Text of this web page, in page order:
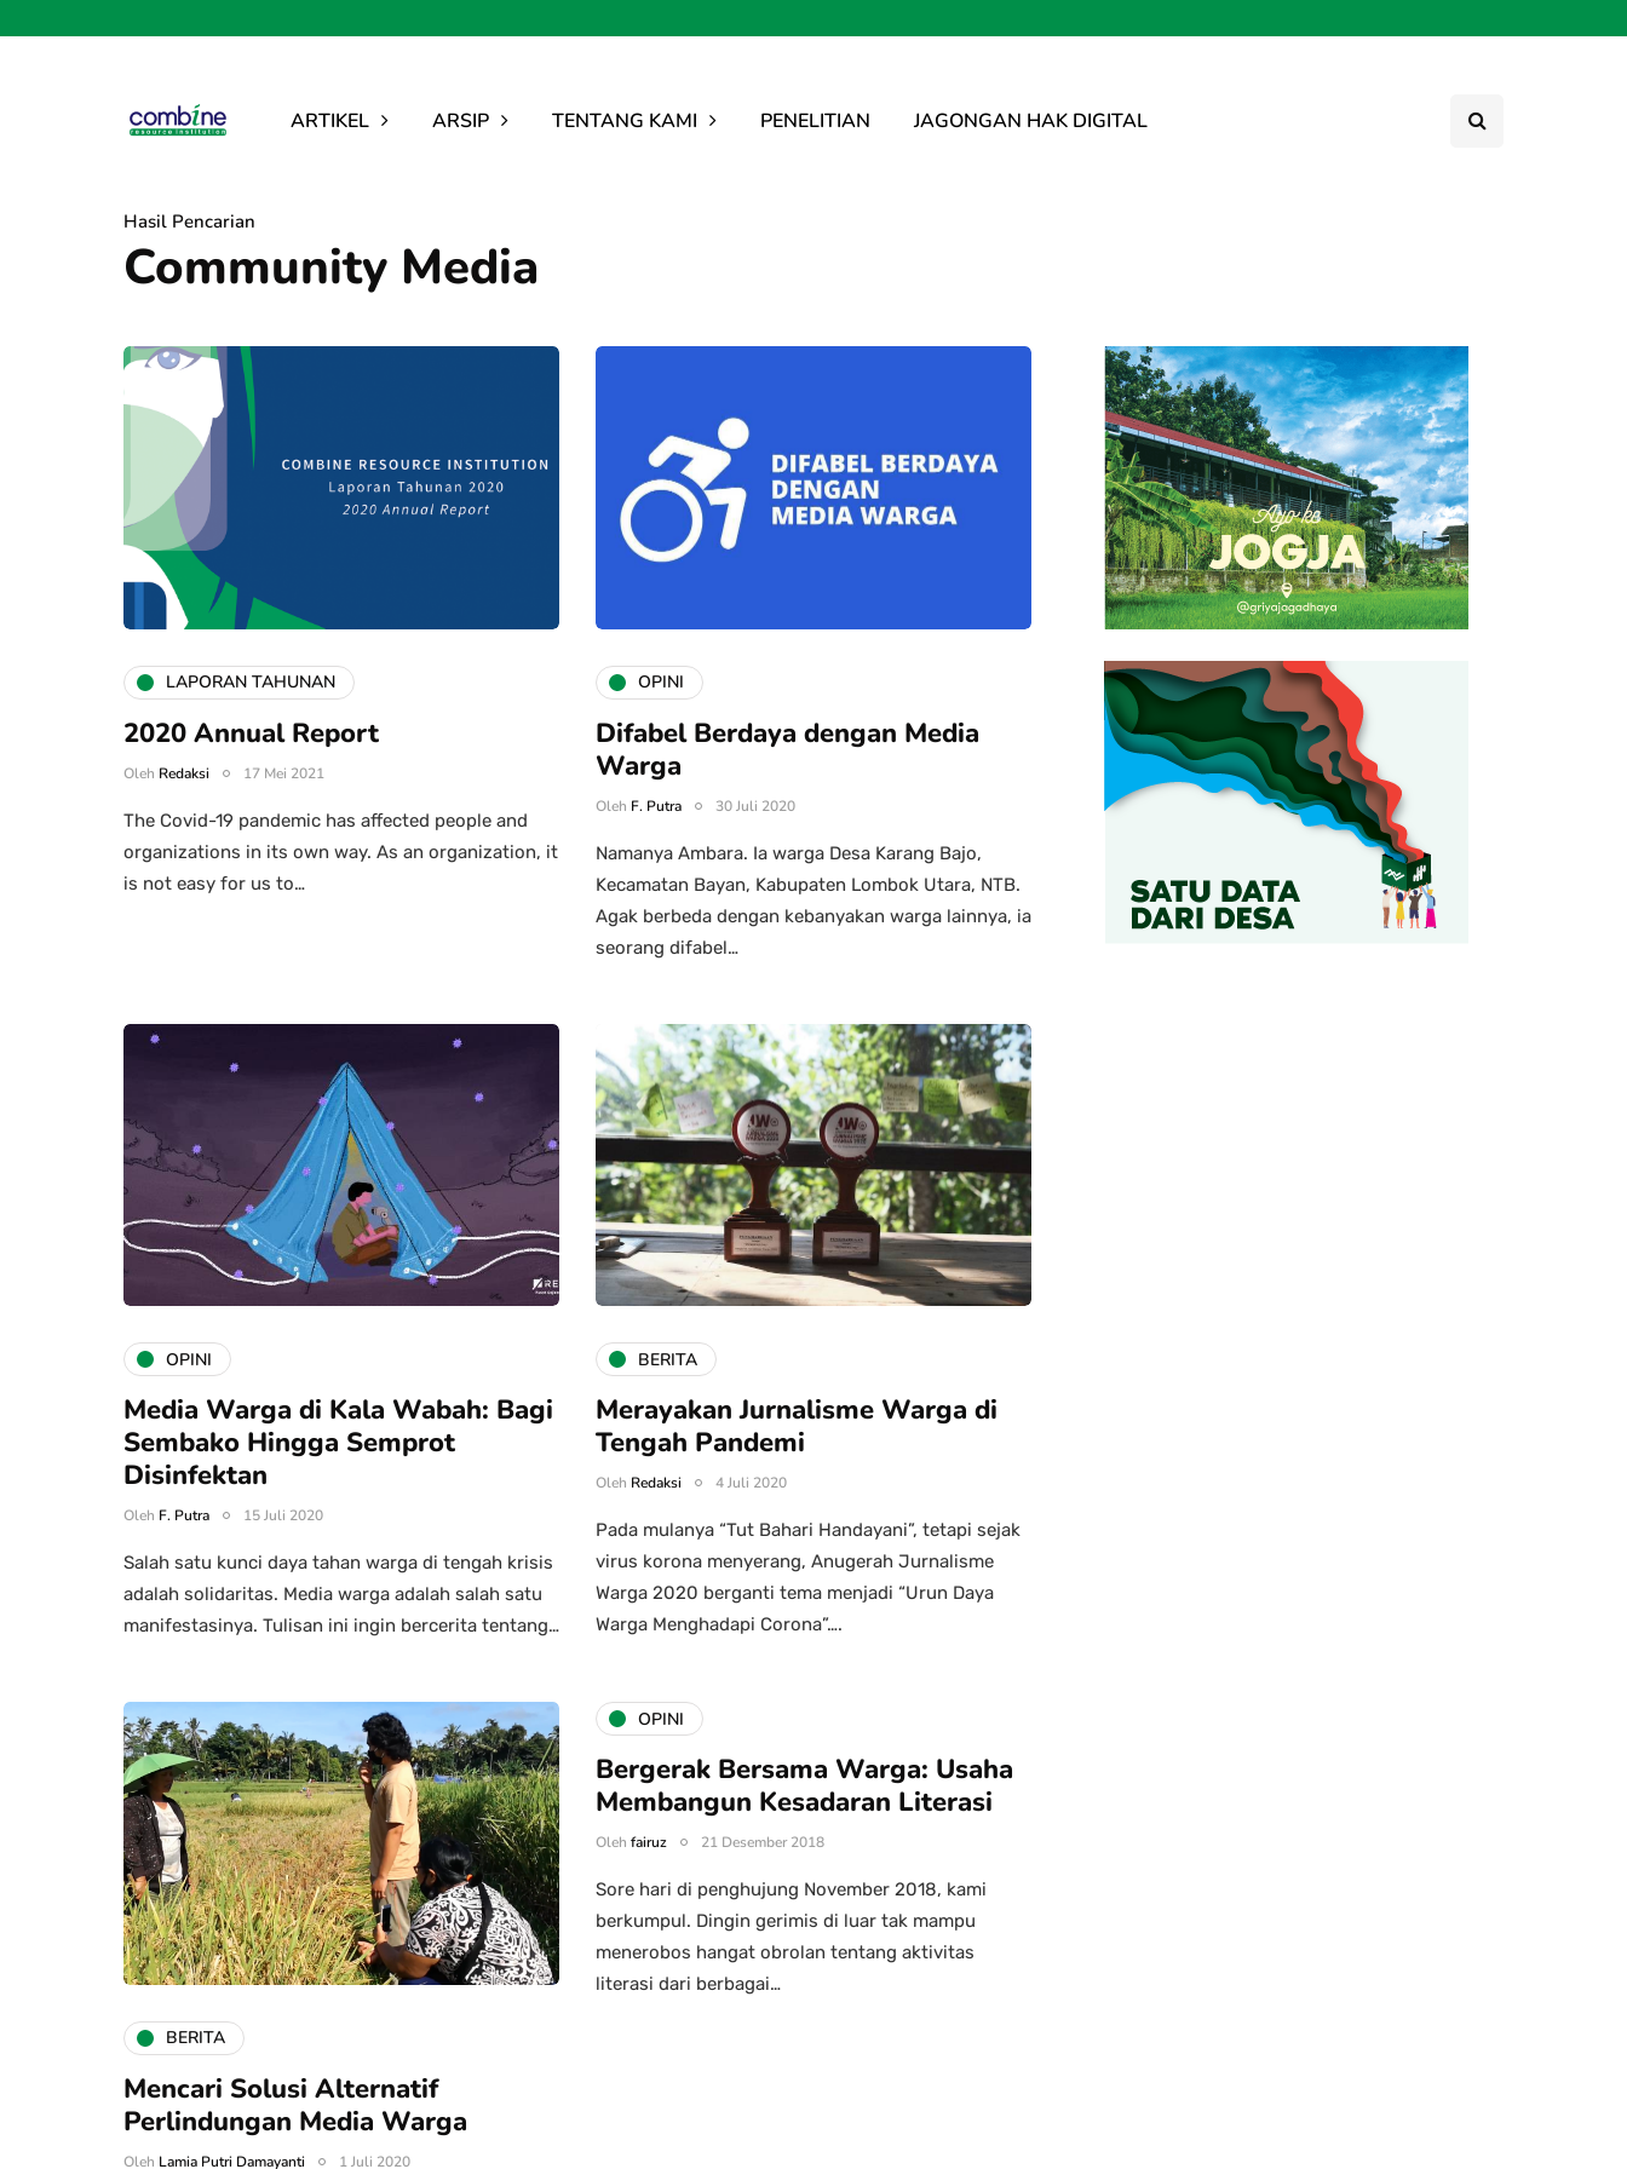
ARTIKEL ARSIP TENTANG KAMI PENELITIAN JAGONGAN HAK DIGITAL
Hasil Pencarian
Community Media
LAPORAN TAHUNAN
2020 Annual Report
Oleh Redaksi 17 Mei 2021
The Covid-19 pandemic has affected people and
organizations in its own way. As an organization, it
is not easy for us to…
OPINI
Difabel Berdaya dengan Media
Warga
Oleh F. Putra 30 Juli 2020
Namanya Ambara. Ia warga Desa Karang Bajo,
Kecamatan Bayan, Kabupaten Lombok Utara, NTB.
Agak berbeda dengan kebanyakan warga lainnya, ia
seorang difabel…
OPINI
Media Warga di Kala Wabah: Bagi
Sembako Hingga Semprot
Disinfektan
Oleh F. Putra 15 Juli 2020
Salah satu kunci daya tahan warga di tengah krisis
adalah solidaritas. Media warga adalah salah satu
manifestasinya. Tulisan ini ingin bercerita tentang…
BERITA
Merayakan Jurnalisme Warga di
Tengah Pandemi
Oleh Redaksi 4 Juli 2020
Pada mulanya “Tut Bahari Handayani”, tetapi sejak
virus korona menyerang, Anugerah Jurnalisme
Warga 2020 berganti tema menjadi “Urun Daya
Warga Menghadapi Corona”….
BERITA
Mencari Solusi Alternatif
Perlindungan Media Warga
Oleh Lamia Putri Damayanti 1 Juli 2020
OPINI
Bergerak Bersama Warga: Usaha
Membangun Kesadaran Literasi
Oleh fairuz 21 Desember 2018
Sore hari di penghujung November 2018, kami
berkumpul. Dingin gerimis di luar tak mampu
menerobos hangat obrolan tentang aktivitas
literasi dari berbagai…